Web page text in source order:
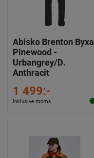
Abisko Brenton Byxa
Pinewood -
Urbangrey/D.
Anthracit
1 499:-
inklusive moms